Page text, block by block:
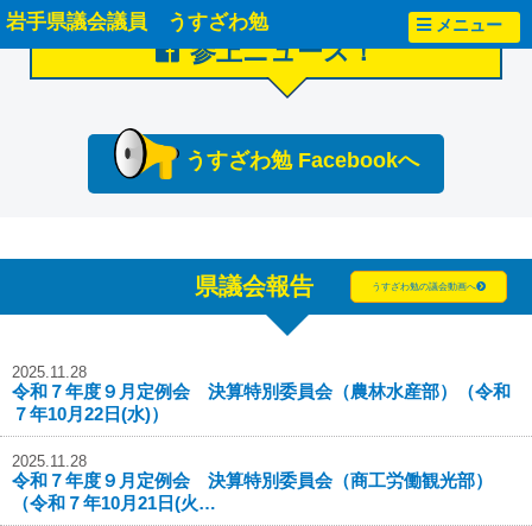
岩手県議会議員 うすざわ勉 メニュー
参上ニュース！
うすざわ勉 Facebookへ
県議会報告 うすざわ勉の議会動画へ
2025.11.28
令和７年度９月定例会 決算特別委員会（農林水産部）（令和
７年10月22日(水)）
2025.11.28
令和７年度９月定例会 決算特別委員会（商工労働観光部）
（令和７年10月21日(火…